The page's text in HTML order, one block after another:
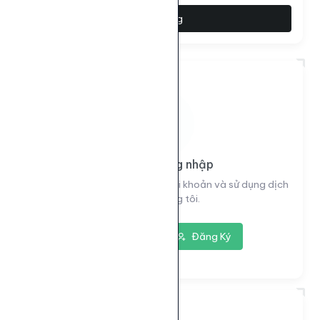
Đặt hàng
Vui lòng đăng nhập
Đăng nhập để xem thông tin tài khoản và sử dụng dịch
vụ của chúng tôi.
Đăng Ký